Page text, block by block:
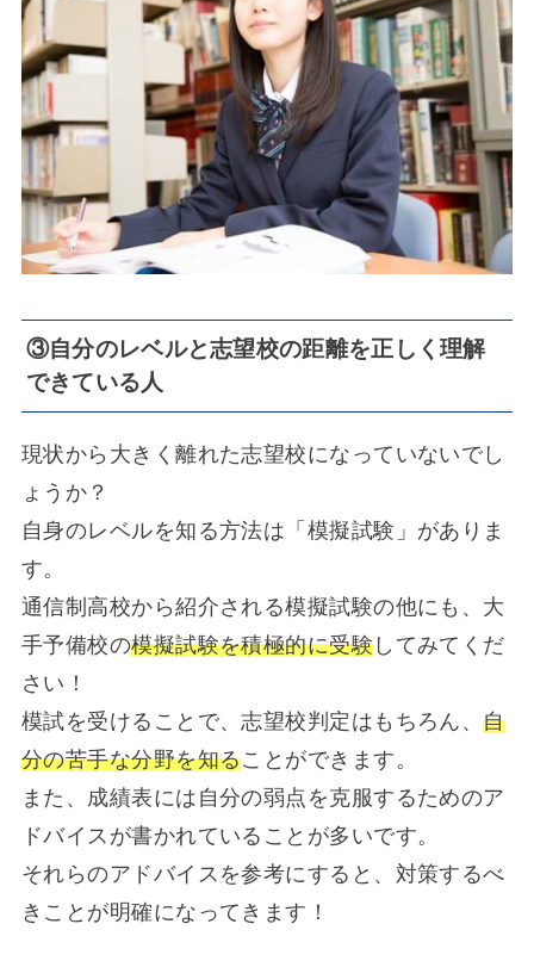
③自分のレベルと志望校の距離を正しく理解
できている人
現状から大きく離れた志望校になっていないでし
ょうか？
自身のレベルを知る方法は「模擬試験」がありま
す。
通信制高校から紹介される模擬試験の他にも、大
手予備校の模擬試験を積極的に受験 してみてくだ
さい！
模試を受けることで、志望校判定はもちろん、自
分の苦手な分野を知ることができます。
また、成績表には自分の弱点を克服するためのア
ドバイスが書かれていることが多いです。
それらのアドバイスを参考にすると、対策するべ
きことが明確になってきます！